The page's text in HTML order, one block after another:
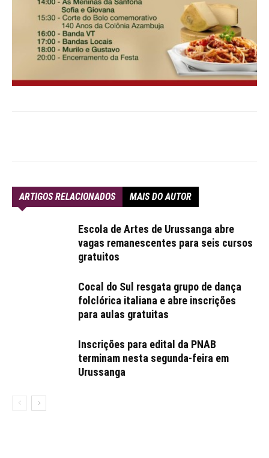
ARTIGOS RELACIONADOS MAIS DO AUTOR
Escola de Artes de Urussanga abre
vagas remanescentes para seis cursos
gratuitos
Cocal do Sul resgata grupo de dança
folclórica italiana e abre inscrições
para aulas gratuitas
Inscrições para edital da PNAB
terminam nesta segunda-feira em
Urussanga